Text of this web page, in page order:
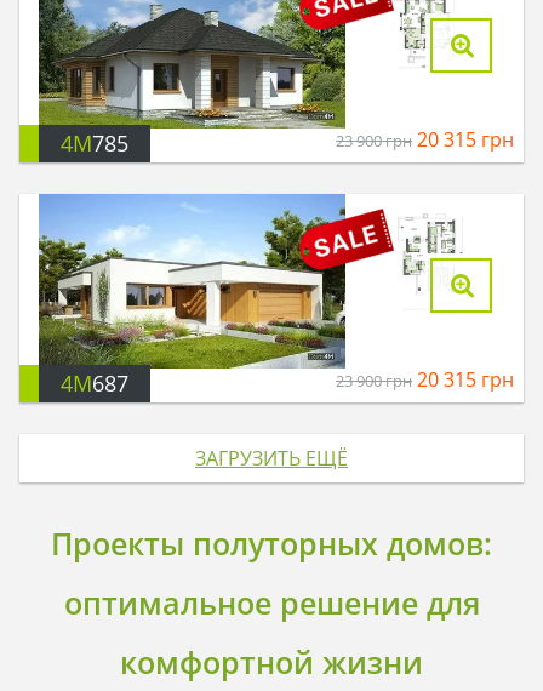
4M785 23 900грн 20 315 грн
4M687 23 900грн 20 315 грн
ЗАГРУЗИТЬ ЕЩЁ
Проекты полуторных домов:
оптимальное решение для
комфортной жизни